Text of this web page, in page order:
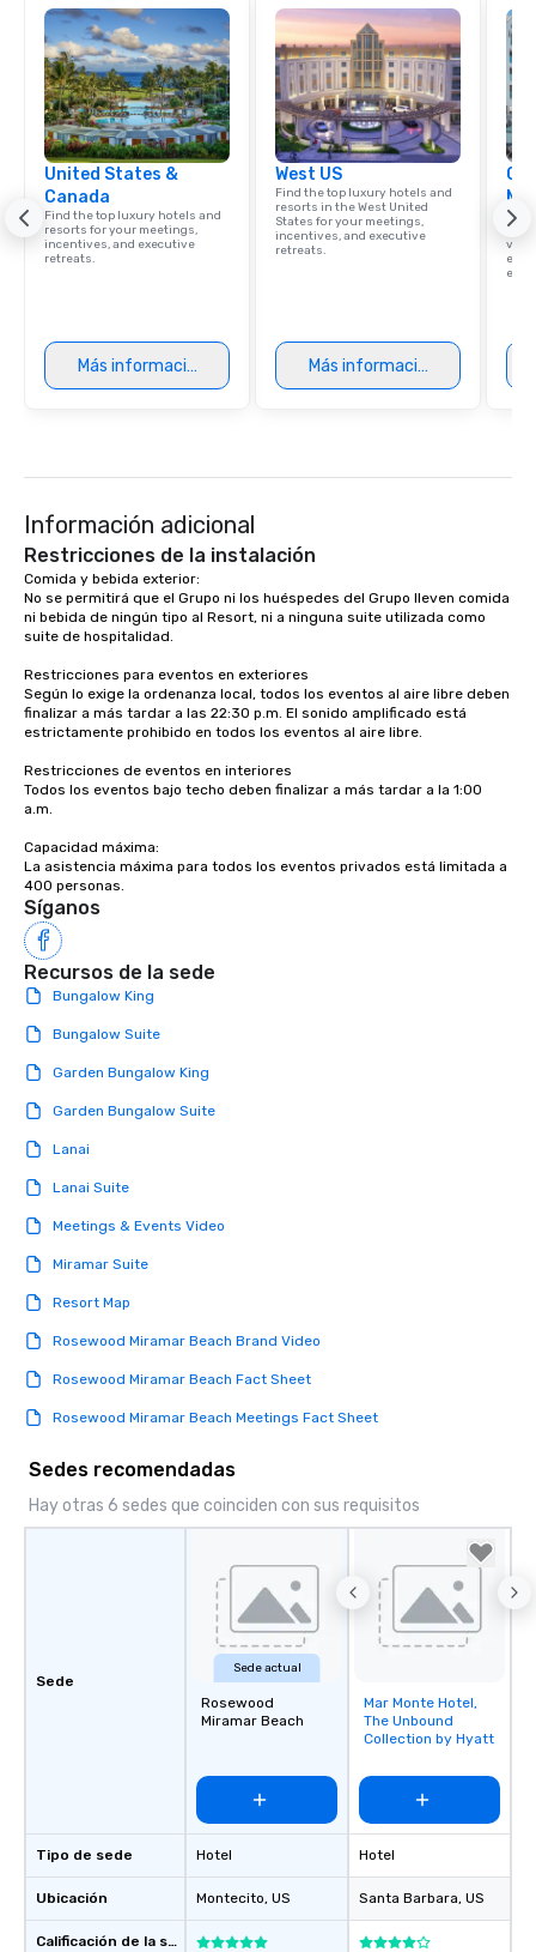
United States &
Canada
Find the top luxury hotels and
resorts for your meetings,
incentives, and executive
retreats.
Más información
West US
Find the top luxury hotels and
resorts in the West United
States for your meetings,
incentives, and executive
retreats.
Más información
Información adicional
Restricciones de la instalación
Comida y bebida exterior:
No se permitirá que el Grupo ni los huéspedes del Grupo lleven comida
ni bebida de ningún tipo al Resort, ni a ninguna suite utilizada como
suite de hospitalidad.
Restricciones para eventos en exteriores
Según lo exige la ordenanza local, todos los eventos al aire libre deben
finalizar a más tardar a las 22:30 p.m. El sonido amplificado está
estrictamente prohibido en todos los eventos al aire libre.
Restricciones de eventos en interiores
Todos los eventos bajo techo deben finalizar a más tardar a la 1:00
a.m.
Capacidad máxima:
La asistencia máxima para todos los eventos privados está limitada a
400 personas.
Síganos
Recursos de la sede
Bungalow King
Bungalow Suite
Garden Bungalow King
Garden Bungalow Suite
Lanai
Lanai Suite
Meetings & Events Video
Miramar Suite
Resort Map
Rosewood Miramar Beach Brand Video
Rosewood Miramar Beach Fact Sheet
Rosewood Miramar Beach Meetings Fact Sheet
Sedes recomendadas
Hay otras 6 sedes que coinciden con sus requisitos
Sede
Tipo de sede
Ubicación
Calificación de la sede
Sede actual
Rosewood
Miramar Beach
Hotel
Montecito, US
Removed from
favorites
Mar Monte Hotel,
The Unbound
Collection by Hyatt
Hotel
Santa Barbara, US